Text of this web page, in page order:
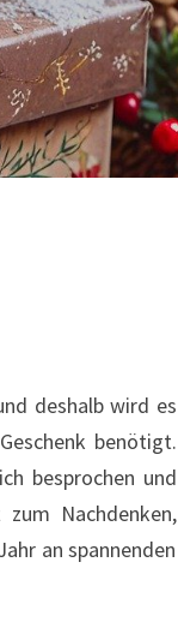
deshalb wird es
benötigt.
besprochen und
Nachdenken,
an spannenden